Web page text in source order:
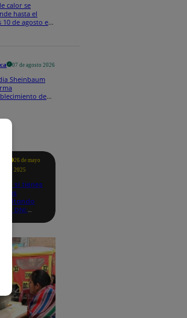
calor se
hasta el
10 de agosto en
07 de agosto 2026
Sheinbaum
de
voluntad hacia
26 de mayo
2025
si tienes
tu DNI: